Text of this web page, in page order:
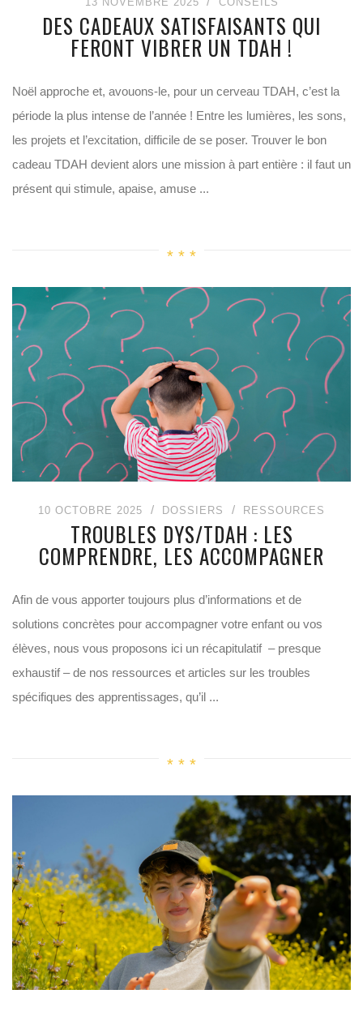
DES CADEAUX SATISFAISANTS QUI
FERONT VIBRER UN TDAH !
Noël approche et, avouons-le, pour un cerveau TDAH, c’est la
période la plus intense de l’année ! Entre les lumières, les sons,
les projets et l’excitation, difficile de se poser. Trouver le bon
cadeau TDAH devient alors une mission à part entière : il faut un
présent qui stimule, apaise, amuse ...
10 OCTOBRE 2025 DOSSIERS RESSOURCES
TROUBLES DYS/TDAH : LES
COMPRENDRE, LES ACCOMPAGNER
Afin de vous apporter toujours plus d’informations et de
solutions concrètes pour accompagner votre enfant ou vos
élèves, nous vous proposons ici un récapitulatif – presque
exhaustif – de nos ressources et articles sur les troubles
spécifiques des apprentissages, qu’il ...